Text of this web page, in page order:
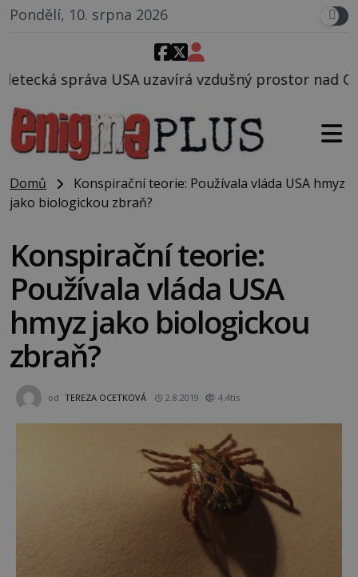
Pondělí, 10. srpna 2026
vzdušný prostor nad Oblastí 51, mohlo to
Domů
Konspirační teorie: Používala vláda USA hmyz
jako biologickou zbraň?
Konspirační teorie:
Používala vláda USA
hmyz jako biologickou
zbraň?
od TEREZA OCETKOVÁ 2.8.2019 4.4tis